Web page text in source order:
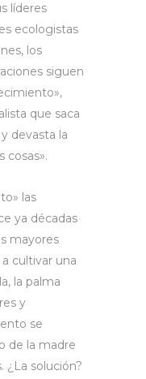
líderes
ecologistas
los
siguen
que saca
devasta la
cosas».
las
ya décadas
mayores
cultivar una
la palma
y
se
de la madre
¿La solución?